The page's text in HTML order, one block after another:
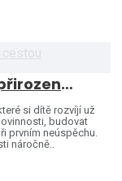
Jak naučit děti trpělivosti přirozenou cestou
si dítě rozvíjí už
budovat
prvním neúspěchu.
náročně..